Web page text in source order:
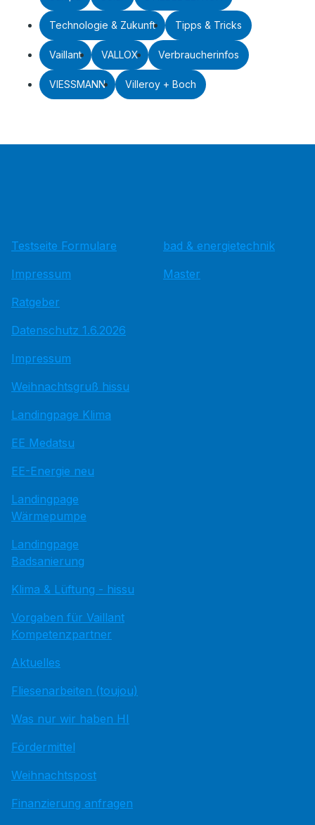
Technologie & Zukunft Tipps & Tricks
Vaillant VALLOX Verbraucherinfos
VIESSMANN Villeroy + Boch
Testseite Formulare
Impressum
Ratgeber
Datenschutz 1.6.2026
Impressum
Weihnachtsgruß hissu
Landingpage Klima
EE Medatsu
EE-Energie neu
Landingpage
Wärmepumpe
Landingpage
Badsanierung
Klima & Lüftung - hissu
Vorgaben für Vaillant
Kompetenzpartner
Aktuelles
Fliesenarbeiten (toujou)
Was nur wir haben HI
Fördermittel
Weihnachtspost
Finanzierung anfragen
bad & energietechnik
Master